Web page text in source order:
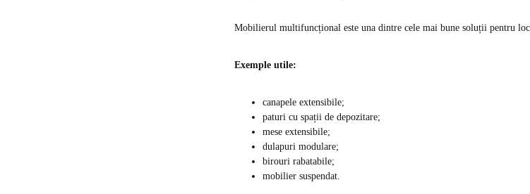
Mobilierul multifuncțional este una dintre cele mai bune soluții pentru
Exemple utile:
canapele extensibile;
paturi cu spații de depozitare;
mese extensibile;
dulapuri modulare;
birouri rabatabile;
mobilier suspendat.